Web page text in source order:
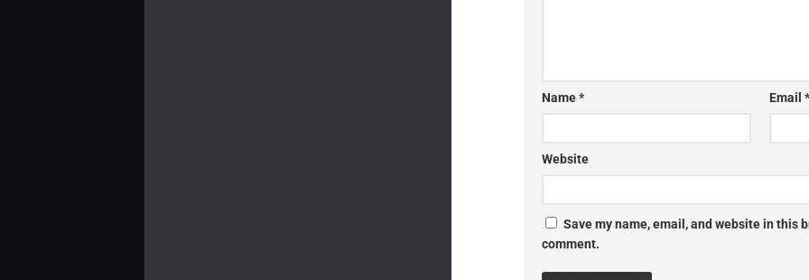
Name* Email *
Website
Save my name, email, and website in this
comment.